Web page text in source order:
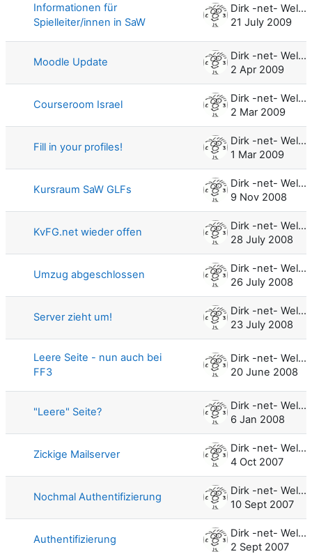
Informationen für
Spielleiter/innen in SaW
Dirk -net- Weller
21 July 2009
Moodle Update
Dirk -net- Weller
2 Apr 2009
Courseroom Israel
Dirk -net- Weller
2 Mar 2009
Fill in your profiles!
Dirk -net- Weller
1 Mar 2009
Kursraum SaW GLFs
Dirk -net- Weller
9 Nov 2008
KvFG.net wieder offen
Dirk -net- Weller
28 July 2008
Umzug abgeschlossen
Dirk -net- Weller
26 July 2008
Server zieht um!
Dirk -net- Weller
23 July 2008
Leere Seite - nun auch bei
FF3
Dirk -net- Weller
20 June 2008
"Leere" Seite?
Dirk -net- Weller
6 Jan 2008
Zickige Mailserver
Dirk -net- Weller
4 Oct 2007
Nochmal Authentifizierung
Dirk -net- Weller
10 Sept 2007
Authentifizierung
Dirk -net- Weller
2 Sept 2007